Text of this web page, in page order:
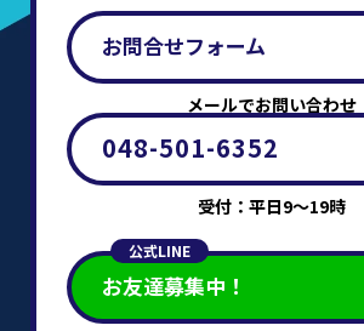
お問合せフォーム
メールでお問い合わせ
048-501-6352
受付：平日9～19時
公式LINE
お友達募集中！